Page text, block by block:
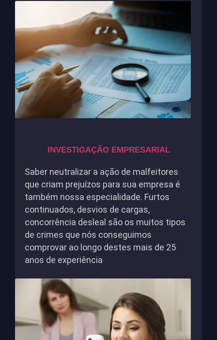
INVESTIGAÇÃO EMPRESARIAL
Saber neutralizar a ação de malfeitores
que criam prejuízos para sua empresa é
também nossa especialidade. Furtos
continuados, desvios de cargas,
concorrência desleal são os muitos tipos
de crimes que nós conseguimos
comprovar ao longo destes mais de 25
anos de experiência